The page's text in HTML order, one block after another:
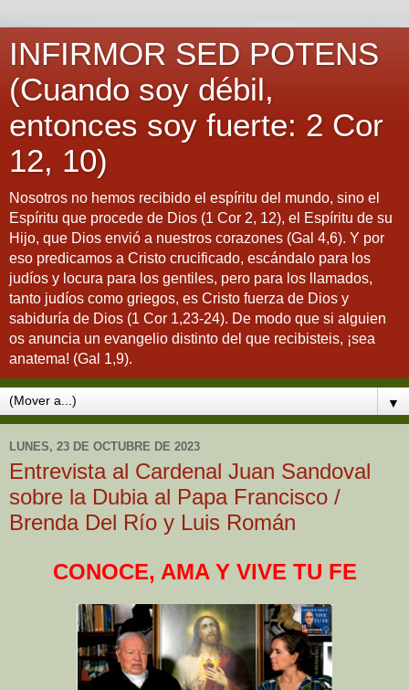
INFIRMOR SED POTENS
(Cuando soy débil,
entonces soy fuerte: 2 Cor
12, 10)
Nosotros no hemos recibido el espíritu del mundo, sino el
Espíritu que procede de Dios (1 Cor 2, 12), el Espíritu de su
Hijo, que Dios envió a nuestros corazones (Gal 4,6). Y por
eso predicamos a Cristo crucificado, escándalo para los
judíos y locura para los gentiles, pero para los llamados,
tanto judíos como griegos, es Cristo fuerza de Dios y
sabiduría de Dios (1 Cor 1,23-24). De modo que si alguien
os anuncia un evangelio distinto del que recibisteis, ¡sea
anatema! (Gal 1,9).
▼
LUNES, 23 DE OCTUBRE DE 2023
Entrevista al Cardenal Juan Sandoval
sobre la Dubia al Papa Francisco /
Brenda Del Río y Luis Román
CONOCE, AMA Y VIVE TU FE